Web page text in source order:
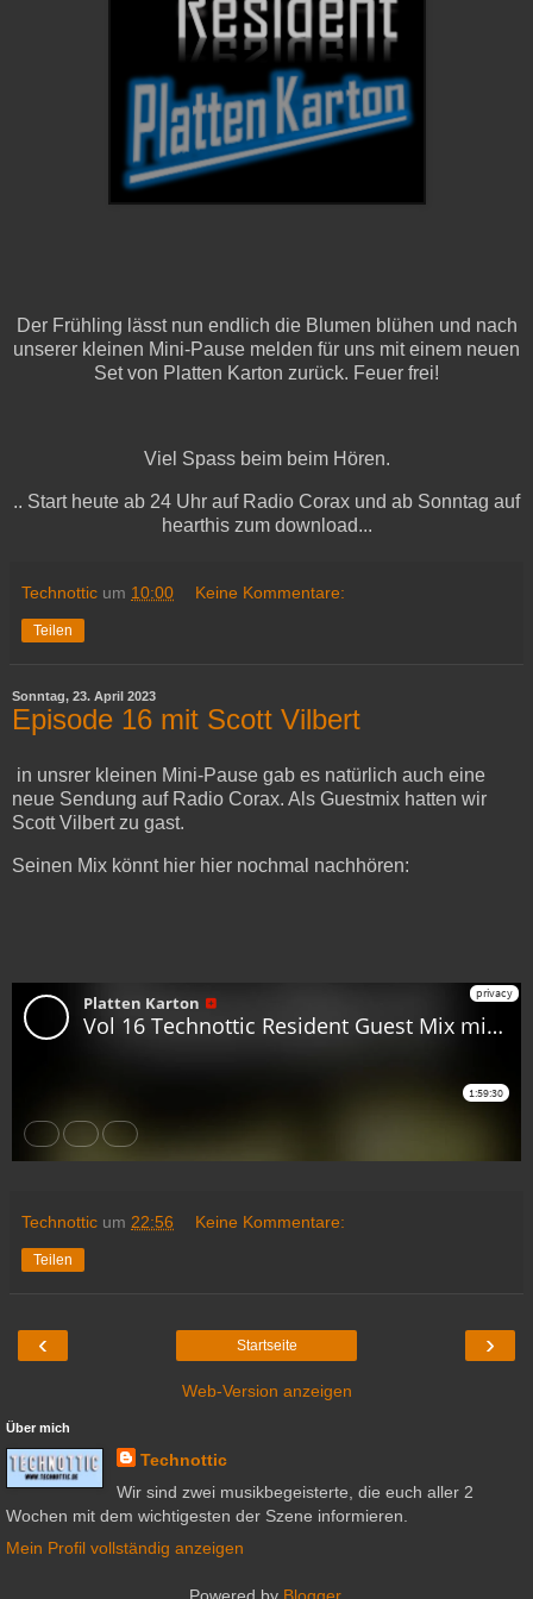
Der Frühling lässt nun endlich die Blumen blühen und nach
unserer kleinen Mini-Pause melden für uns mit einem neuen
Set von Platten Karton zurück. Feuer frei!
Viel Spass beim beim Hören.
.. Start heute ab 24 Uhr auf Radio Corax und ab Sonntag auf
hearthis zum download...
Technottic um 10:00 Keine Kommentare:
Teilen
Sonntag, 23. April 2023
Episode 16 mit Scott Vilbert
in unsrer kleinen Mini-Pause gab es natürlich auch eine
neue Sendung auf Radio Corax. Als Guestmix hatten wir
Scott Vilbert zu gast.
Seinen Mix könnt hier hier nochmal nachhören:
Technottic um 22:56 Keine Kommentare:
Teilen
‹ ›
Startseite
Web-Version anzeigen
Über mich
Technottic
Wir sind zwei musikbegeisterte, die euch aller 2
Wochen mit dem wichtigesten der Szene informieren.
Mein Profil vollständig anzeigen